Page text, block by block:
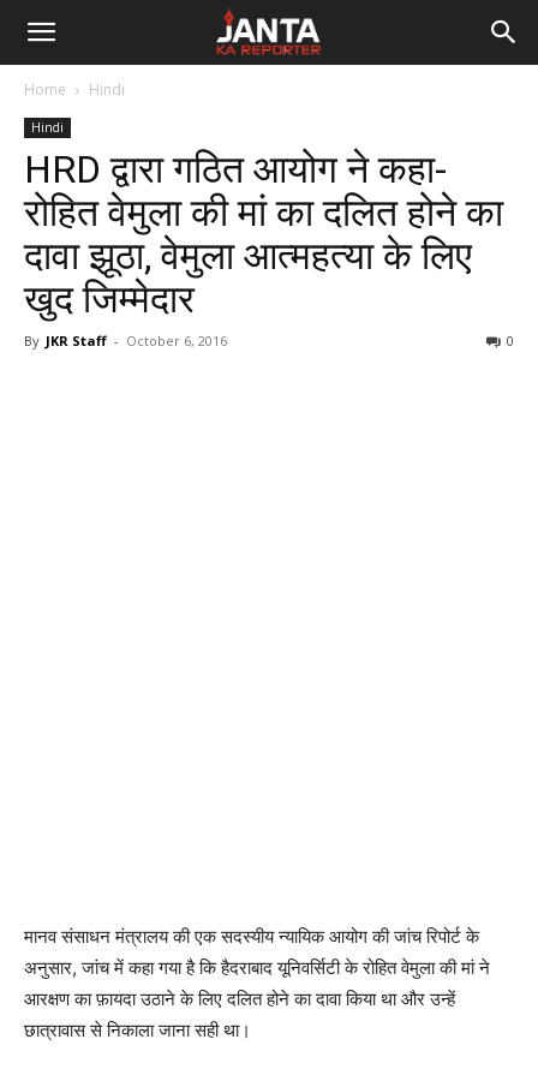
Janta
Reporter
Home Hindi
Hindi
HRD द्वारा गठित आयोग ने कहा-
रोहित वेमुला की मां का दलित होने का
दावा झूठा, वेमुला आत्महत्या के लिए
खुद जिम्मेदार
By JKR Staff - October 6, 2016 0
मानव संसाधन मंत्रालय की एक सदस्यीय न्यायिक आयोग की जांच रिपोर्ट के
अनुसार, जांच में कहा गया है कि हैदराबाद यूनिवर्सिटी के रोहित वेमुला की मां ने
आरक्षण का फ़ायदा उठाने के लिए दलित होने का दावा किया था और उन्हें
छात्रावास से निकाला जाना सही था।